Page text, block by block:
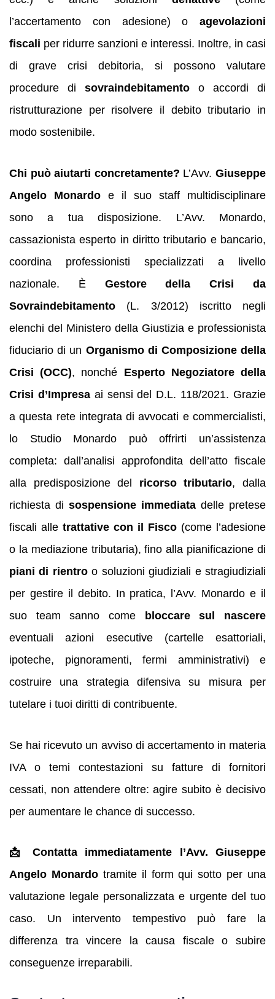
l’accertamento con adesione) o agevolazioni
fiscali per ridurre sanzioni e interessi. Inoltre, in casi
di grave crisi debitoria, si possono valutare
procedure di sovraindebitamento o accordi di
ristrutturazione per risolvere il debito tributario in
modo sostenibile.
Chi può aiutarti concretamente? L’Avv.Giuseppe
Angelo Monardo e il suo staff multidisciplinare
sono a tua disposizione. L’Avv. Monardo,
cassazionista esperto in diritto tributario e bancario,
coordina professionisti specializzati a livello
nazionale. È Gestore della Crisi da
Sovraindebitamento (L. 3/2012) iscritto negli
elenchi del Ministero della Giustizia e professionista
fiduciario di un Organismo di Composizione della
Crisi (OCC), nonché Esperto Negoziatore della
Crisi d’Impresaai sensi del D.L. 118/2021. Grazie
a questa rete integrata di avvocati e commercialisti,
lo Studio Monardo può offrirti un’assistenza
completa: dall’analisi approfondita dell’atto fiscale
alla predisposizione del ricorso tributario, dalla
richiesta di sospensione immediata delle pretese
fiscali alle trattative con il Fisco (come l’adesione
o la mediazione tributaria), fino alla pianificazione di
piani di rientroo soluzioni giudiziali e stragiudiziali
per gestire il debito. In pratica, l’Avv. Monardo e il
suo team sanno come
bloccare sul nascere
eventuali azioni esecutive (cartelle esattoriali,
ipoteche, pignoramenti, fermi amministrativi) e
costruire una strategia difensiva su misura per
tutelare i tuoi diritti di contribuente.
Se hai ricevuto un avviso di accertamento in materia
IVA o temi contestazioni su fatture di fornitori
cessati, non attendere oltre: agire subito è decisivo
per aumentare le chance di successo.
📩 Contatta immediatamente l’Avv. Giuseppe
Angelo Monardotramite il form qui sotto per una
valutazione legale personalizzata e urgente del tuo
caso. Un intervento tempestivo può fare la
differenza tra vincere la causa fiscale o subire
conseguenze irreparabili.